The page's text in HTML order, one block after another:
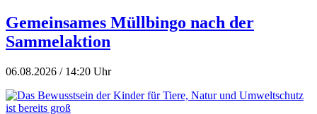
Gemeinsames Müllbingo nach der
Sammelaktion
06.08.2026 / 14:20 Uhr